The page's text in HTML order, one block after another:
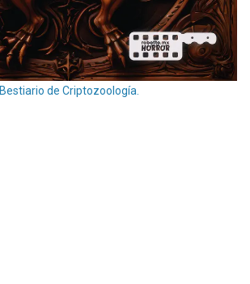
Bestiario de Criptozoología.